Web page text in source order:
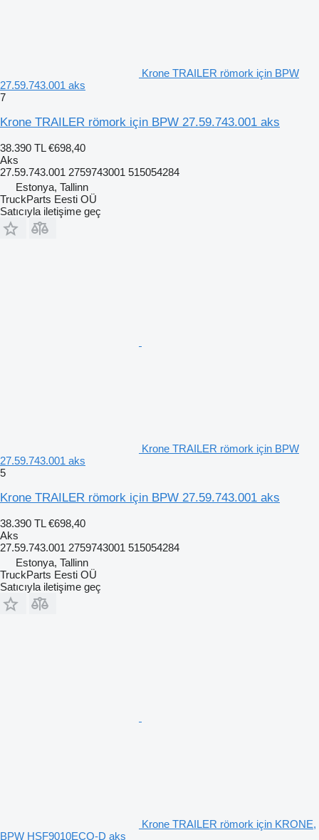
Krone TRAILER römork için BPW
27.59.743.001 aks
7
Krone TRAILER römork için BPW 27.59.743.001 aks
38.390 TL €698,40
Aks
27.59.743.001 2759743001 515054284
Estonya, Tallinn
TruckParts Eesti OÜ
Satıcıyla iletişime geç
Krone TRAILER römork için BPW
27.59.743.001 aks
5
Krone TRAILER römork için BPW 27.59.743.001 aks
38.390 TL €698,40
Aks
27.59.743.001 2759743001 515054284
Estonya, Tallinn
TruckParts Eesti OÜ
Satıcıyla iletişime geç
Krone TRAILER römork için KRONE,
BPW HSF9010ECO-D aks